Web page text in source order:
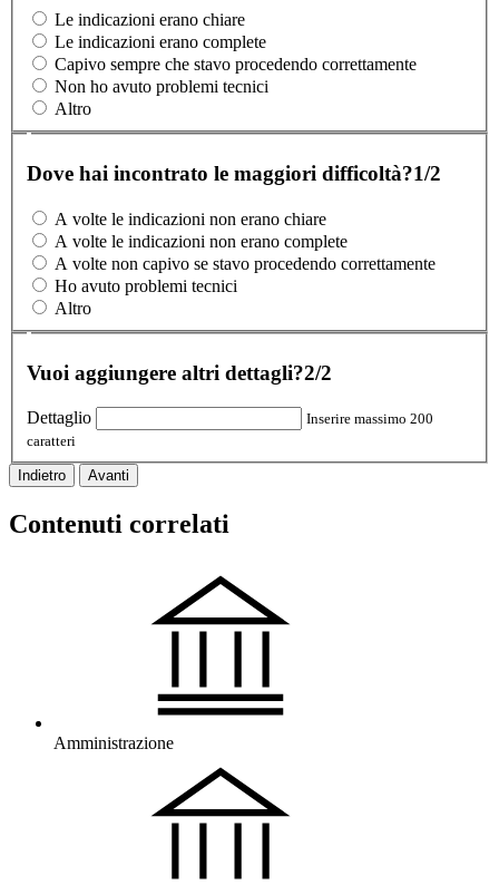
Le indicazioni erano chiare
Le indicazioni erano complete
Capivo sempre che stavo procedendo correttamente
Non ho avuto problemi tecnici
Altro
Dove hai incontrato le maggiori difficoltà?1/2
A volte le indicazioni non erano chiare
A volte le indicazioni non erano complete
A volte non capivo se stavo procedendo correttamente
Ho avuto problemi tecnici
Altro
Vuoi aggiungere altri dettagli?2/2
Dettaglio
Inserire massimo 200
caratteri
Indietro Avanti
Contenuti correlati
Amministrazione